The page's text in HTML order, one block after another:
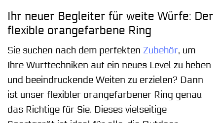
Ihr neuer Begleiter für weite Würfe: Der
flexible orangefarbene Ring
Sie suchen nach dem perfekten Zubehör, um
Ihre Wurftechniken auf ein neues Level zu heben
und beeindruckende Weiten zu erzielen? Dann
ist unser flexibler orangefarbener Ring genau
das Richtige für Sie. Dieses vielseitige